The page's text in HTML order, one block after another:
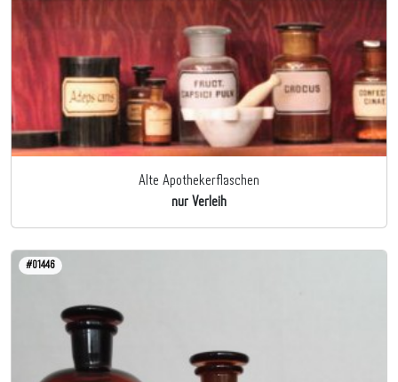
Alte Apothekerflaschen
nur Verleih
#01446